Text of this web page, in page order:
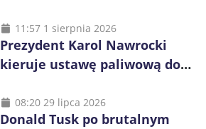
zostałaby zestrzelona”
11:57 1 sierpnia 2026
Prezydent Karol Nawrocki
kieruje ustawę paliwową do
Ostrzega przed podwyżkami
08:20 29 lipca 2026
Donald Tusk po brutalnym